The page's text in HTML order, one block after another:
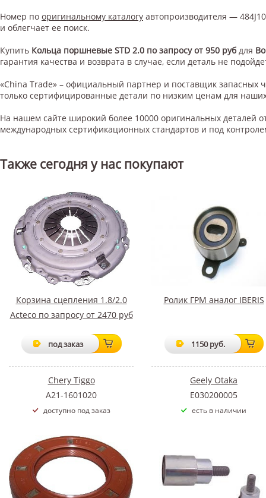
Номер по оригинальному каталогу автопроизводителя —
и облегчает ее поиск.
Купить Кольца поршневые STD 2.0 по запросу от 950 руб для
гарантия качества и возврата в случае, если деталь не
«China Trade» – официальный партнер и поставщик запасных
только сертифицированные детали по низким ценам для
На нашем сайте широкий более 10000 оригинальных деталей
международных сертификационных стандартов и под
Также сегодня у нас покупают
Корзина сцепления 1.8/2.0
Acteco по запросу от 2470 руб
под заказ
Chery Tiggo
A21-1601020
доступно под заказ
Ролик ГРМ аналог IBERIS
1150 руб.
Geely Otaka
E030200005
есть в наличии